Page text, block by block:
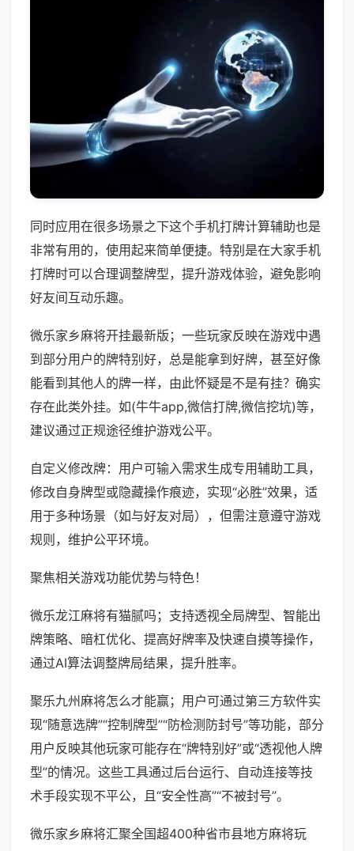
同时应用在很多场景之下这个手机打牌计算辅助也是
非常有用的，使用起来简单便捷。特别是在大家手机
打牌时可以合理调整牌型，提升游戏体验，避免影响
好友间互动乐趣。
微乐家乡麻将开挂最新版；一些玩家反映在游戏中遇
到部分用户的牌特别好，总是能拿到好牌，甚至好像
能看到其他人的牌一样，由此怀疑是不是有挂？确实
存在此类外挂。如(牛牛app,微信打牌,微信挖坑)等，
建议通过正规途径维护游戏公平。
自定义修改牌：用户可输入需求生成专用辅助工具，
修改自身牌型或隐藏操作痕迹，实现“必胜”效果，适
用于多种场景（如与好友对局），但需注意遵守游戏
规则，维护公平环境。
聚焦相关游戏功能优势与特色！
微乐龙江麻将有猫腻吗；支持透视全局牌型、智能出
牌策略、暗杠优化、提高好牌率及快速自摸等操作，
通过AI算法调整牌局结果，提升胜率。
聚乐九州麻将怎么才能赢；用户可通过第三方软件实
现“随意选牌”“控制牌型”“防检测防封号”等功能，部分
用户反映其他玩家可能存在“牌特别好”或“透视他人牌
型”的情况。这些工具通过后台运行、自动连接等技
术手段实现不平公，且“安全性高”“不被封号”。
微乐家乡麻将汇聚全国超400种省市县地方麻将玩